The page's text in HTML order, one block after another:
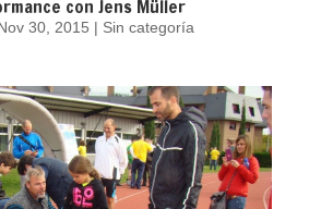
con Jens Müller
30, 2015 | Sin categoría